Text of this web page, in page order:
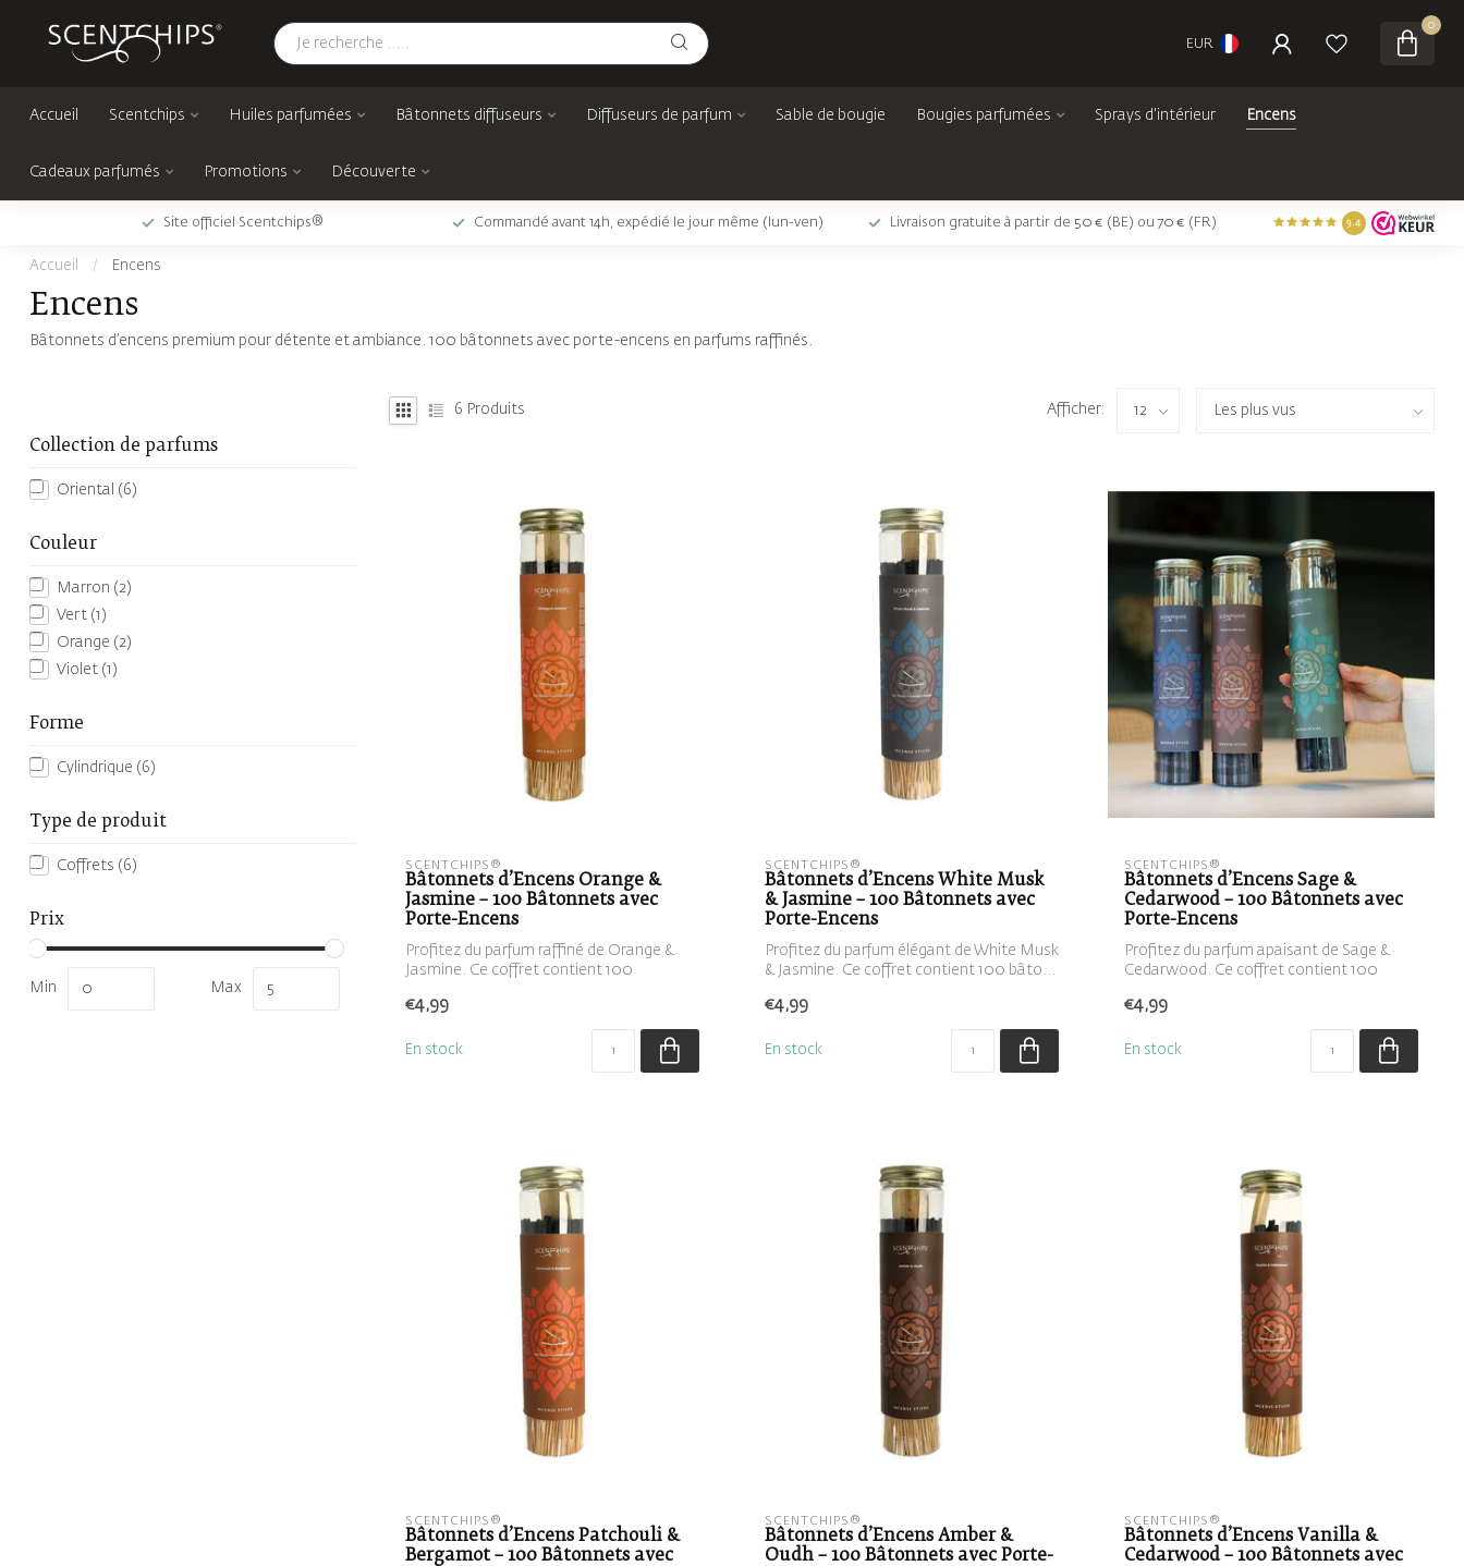
EUR
0
Accueil Scentchips Huiles parfumées Bâtonnets diffuseurs Diffuseurs de parfum Sable de bougie Bougies parfumées Sprays d'intérieur Encens
Cadeaux parfumés Promotions Découverte
Site officiel Scentchips® Commandé avant 14h, expédié le jour même (lun-ven) Livraison gratuite à partir de 50 € (BE) ou 70 € (FR) 9.4
Accueil / Encens
Encens
Bâtonnets d’encens premium pour détente et ambiance. 100 bâtonnets avec porte-encens en parfums raffinés.
Collection de parfums
Oriental (6)
Couleur
Marron (2)
Vert (1)
Orange (2)
Violet (1)
Forme
Cylindrique (6)
Type de produit
Coffrets (6)
Prix
Min Max
6 Produits Afficher:
SCENTCHIPS®
Bâtonnets d’Encens Orange &
Jasmine – 100 Bâtonnets avec
Porte-Encens
Profitez du parfum raffiné de Orange &
Jasmine. Ce coffret contient 100
€4,99
En stock
SCENTCHIPS®
Bâtonnets d’Encens White Musk
& Jasmine – 100 Bâtonnets avec
Porte-Encens
Profitez du parfum élégant de White Musk
& Jasmine. Ce coffret contient 100 bâto...
€4,99
En stock
SCENTCHIPS®
Bâtonnets d’Encens Sage &
Cedarwood – 100 Bâtonnets avec
Porte-Encens
Profitez du parfum apaisant de Sage &
Cedarwood. Ce coffret contient 100
€4,99
En stock
SCENTCHIPS®
Bâtonnets d’Encens Patchouli &
Bergamot – 100 Bâtonnets avec
SCENTCHIPS®
Bâtonnets d’Encens Amber &
Oudh – 100 Bâtonnets avec Porte-
SCENTCHIPS®
Bâtonnets d’Encens Vanilla &
Cedarwood – 100 Bâtonnets avec